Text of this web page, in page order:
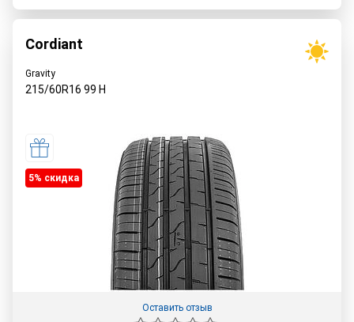
Cordiant
Gravity
215/60R16 99 H
5% cкидка
Оставить отзыв